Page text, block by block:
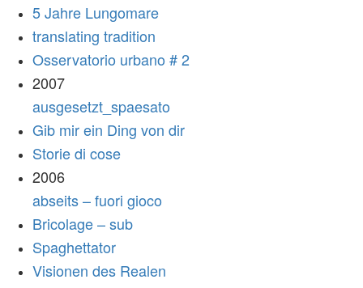
5 Jahre Lungomare
translating tradition
Osservatorio urbano # 2
2007
ausgesetzt_spaesato
Gib mir ein Ding von dir
Storie di cose
2006
abseits – fuori gioco
Bricolage – sub
Spaghettator
Visionen des Realen